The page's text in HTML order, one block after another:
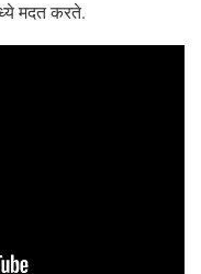
मदत करते.